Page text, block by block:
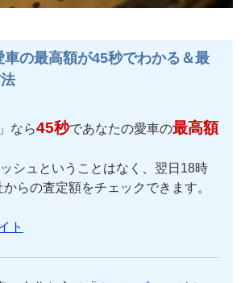
車の最高額が45秒でわかる＆最
」なら45秒であなたの愛車の最高額
シュということはなく、翌日18時
らの査定額をチェックできます。
ト